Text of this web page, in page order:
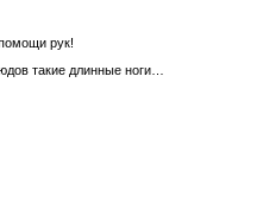
pyк!
такие длинные ноги…